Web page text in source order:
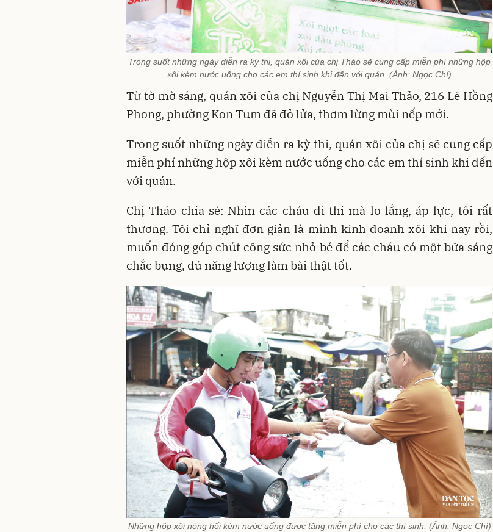
Trong suốt những ngày diễn ra kỳ thi, quán xôi của chị Thảo sẽ cung cấp miễn phí những hộp
xôi kèm nước uống cho các em thí sinh khi đến với quán. (Ảnh: Ngọc Chí)
Từ tờ mờ sáng, quán xôi của chị Nguyễn Thị Mai Thảo, 216 Lê Hồng
Phong, phường Kon Tum đã đỏ lửa, thơm lừng mùi nếp mới.
Trong suốt những ngày diễn ra kỳ thi, quán xôi của chị sẽ cung cấp
miễn phí những hộp xôi kèm nước uống cho các em thí sinh khi đến
với quán.
Chị Thảo chia sẻ: Nhìn các cháu đi thi mà lo lắng, áp lực, tôi rất
thương. Tôi chỉ nghĩ đơn giản là mình kinh doanh xôi khi nay rồi,
muốn đóng góp chút công sức nhỏ bé để các cháu có một bữa sáng
chắc bụng, đủ năng lượng làm bài thật tốt.
Những hộp xôi nóng hổi kèm nước uống được tặng miễn phí cho các thí sinh. (Ảnh: Ngọc Chí)